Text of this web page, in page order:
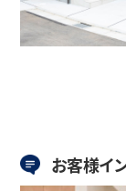
お客様イ